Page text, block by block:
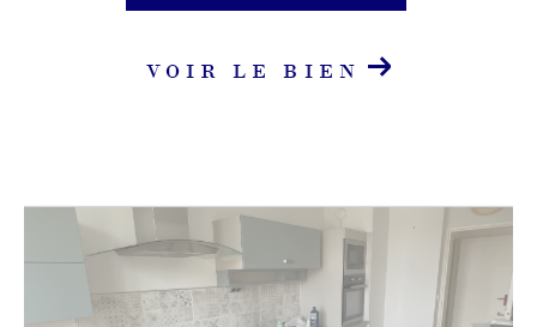
VOIR LE BIEN